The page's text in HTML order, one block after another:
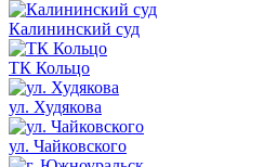
Калининский суд
ТК Кольцо
ул. Худякова
ул. Чайковского